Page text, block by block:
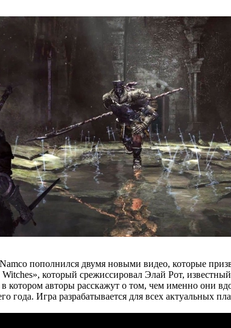
пополнился двумя новыми видео, которые
который срежиссировал Элай Рот,
авторы расскажут о том, чем именно они
Игра разрабатывается для всех актуальных